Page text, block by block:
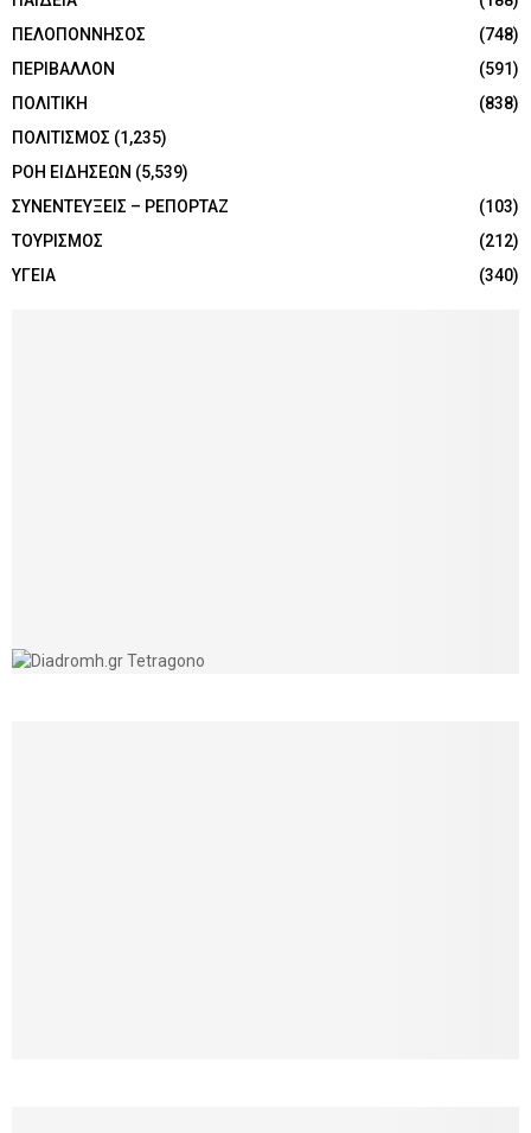
ΠΕΛΟΠΟΝΝΗΣΟΣ
(748)
ΠΕΡΙΒΑΛΛΟΝ
(591)
ΠΟΛΙΤΙΚΗ
(838)
ΠΟΛΙΤΙΣΜΟΣ (1,235)
ΡΟΗ ΕΙΔΗΣΕΩΝ (5,539)
ΣΥΝΕΝΤΕΥΞΕΙΣ – ΡΕΠΟΡΤΑΖ
(103)
ΤΟΥΡΙΣΜΟΣ
(212)
ΥΓΕΙΑ
(340)